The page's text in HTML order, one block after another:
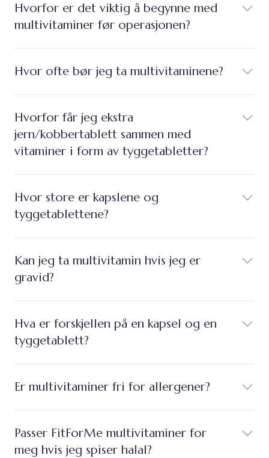
Hvorfor er det viktig å begynne med
multivitaminer før operasjonen?
Hvor ofte bør jeg ta multivitaminene?
Hvorfor får jeg ekstra
jern/kobbertablett sammen med
vitaminer i form av tyggetabletter?
Hvor store er kapslene og
tyggetablettene?
Kan jeg ta multivitamin hvis jeg er
gravid?
Hva er forskjellen på en kapsel og en
tyggetablett?
Er multivitaminer fri for allergener?
Passer FitForMe multivitaminer for
meg hvis jeg spiser halal?